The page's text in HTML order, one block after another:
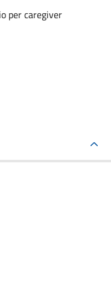
per caregiver